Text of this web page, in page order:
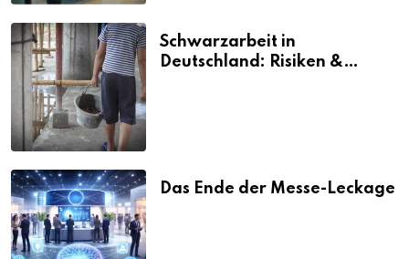
Schwarzarbeit in
Deutschland: Risiken &
Das Ende der Messe-Leckage